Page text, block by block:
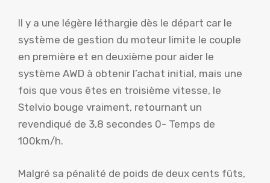
Il y a une légère léthargie dès le départ car le
système de gestion du moteur limite le couple
en première et en deuxième pour aider le
système AWD à obtenir l’achat initial, mais une
fois que vous êtes en troisième vitesse, le
Stelvio bouge vraiment, retournant un
revendiqué de 3,8 secondes 0- Temps de
100km/h.
Malgré sa pénalité de poids de deux cents fûts,